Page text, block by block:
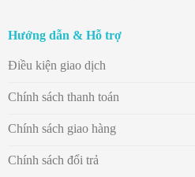
Hướng dẫn & Hỗ trợ
Điều kiện giao dịch
Chính sách thanh toán
Chính sách giao hàng
Chính sách đổi trả